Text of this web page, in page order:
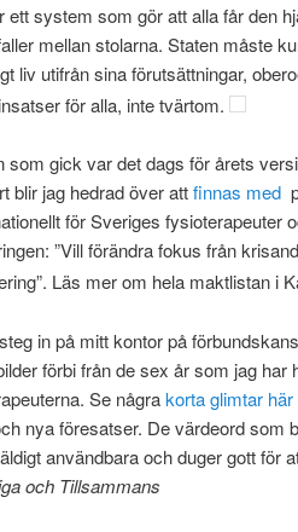
ett system som gör att alla får den
mellan stolarna. Staten måste
liv utifrån sina förutsättningar,
för alla, inte tvärtom.
som gick var det dags för årets
blir jag hedrad över attfinnas med
för Sveriges fysioterapeuter
”Vill förändra fokus från
Läs mer om hela maktlistan i
in på mitt kontor på
förbi från de sex år som jag
Se någrakorta glimtar
nya föresatser. De värdeord som
användbara och duger gott för
och Tillsammans